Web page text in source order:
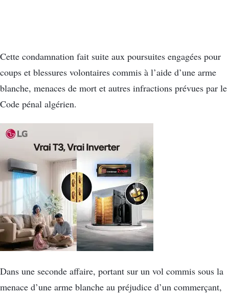
Cette condamnation fait suite aux poursuites engagées pour
coups et blessures volontaires commis à l’aide d’une arme
blanche, menaces de mort et autres infractions prévues par le
Code pénal algérien.
Dans une seconde affaire, portant sur un vol commis sous la
menace d’une arme blanche au préjudice d’un commerçant,